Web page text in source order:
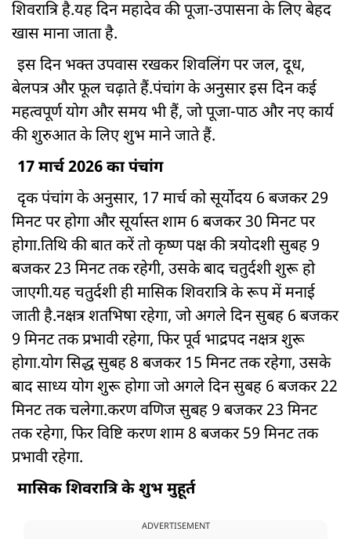
शिवरात्रि है.यह दिन महादेव की पूजा-उपासना के लिए बेहद
खास माना जाता है.
इस दिन भक्त उपवास रखकर शिवलिंग पर जल, दूध,
बेलपत्र और फूल चढ़ाते हैं.पंचांग के अनुसार इस दिन कई
महत्वपूर्ण योग और समय भी हैं, जो पूजा-पाठ और नए कार्य
की शुरुआत के लिए शुभ माने जाते हैं.
17 मार्च 2026 का पंचांग
दृक पंचांग के अनुसार, 17 मार्च को सूर्योदय 6 बजकर 29
मिनट पर होगा और सूर्यास्त शाम 6 बजकर 30 मिनट पर
होगा.तिथि की बात करें तो कृष्ण पक्ष की त्रयोदशी सुबह 9
बजकर 23 मिनट तक रहेगी, उसके बाद चतुर्दशी शुरू हो
जाएगी.यह चतुर्दशी ही मासिक शिवरात्रि के रूप में मनाई
जाती है.नक्षत्र शतभिषा रहेगा, जो अगले दिन सुबह 6 बजकर
9 मिनट तक प्रभावी रहेगा, फिर पूर्व भाद्रपद नक्षत्र शुरू
होगा.योग सिद्ध सुबह 8 बजकर 15 मिनट तक रहेगा, उसके
बाद साध्य योग शुरू होगा जो अगले दिन सुबह 6 बजकर 22
मिनट तक चलेगा.करण वणिज सुबह 9 बजकर 23 मिनट
तक रहेगा, फिर विष्टि करण शाम 8 बजकर 59 मिनट तक
प्रभावी रहेगा.
मासिक शिवरात्रि के शुभ मुहूर्त
ADVERTISEMENT